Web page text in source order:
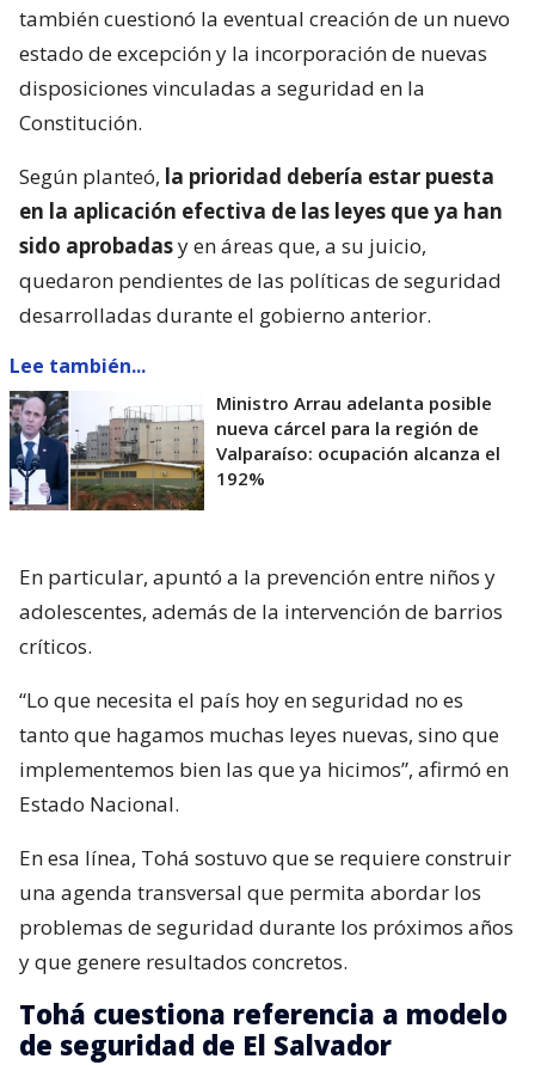
también cuestionó la eventual creación de un nuevo
estado de excepción y la incorporación de nuevas
disposiciones vinculadas a seguridad en la
Constitución.
Según planteó, la prioridad debería estar puesta
en la aplicación efectiva de las leyes que ya han
sido aprobadasy en áreas que, a su juicio,
quedaron pendientes de las políticas de seguridad
desarrolladas durante el gobierno anterior.
Lee también...
Ministro Arrau adelanta posible
nueva cárcel para la región de
Valparaíso: ocupación alcanza el
192%
En particular, apuntó a la prevención entre niños y
adolescentes, además de la intervención de barrios
críticos.
“Lo que necesita el país hoy en seguridad no es
tanto que hagamos muchas leyes nuevas, sino que
implementemos bien las que ya hicimos”, afirmó en
Estado Nacional.
En esa línea, Tohá sostuvo que se requiere construir
una agenda transversal que permita abordar los
problemas de seguridad durante los próximos años
y que genere resultados concretos.
Tohá cuestiona referencia a modelo
de seguridad de El Salvador